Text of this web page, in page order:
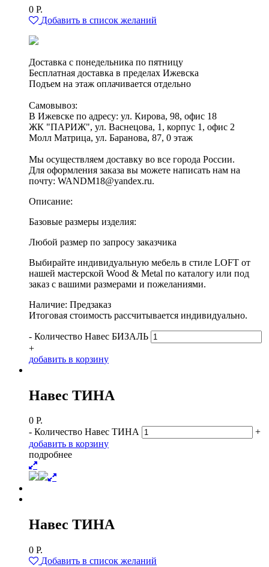
0 Р.
Добавить в список желаний
Доставка с понедельника по пятницу
Бесплатная доставка в пределах Ижевска
Подъем на этаж оплачивается отдельно
Самовывоз:
В Ижевске по адресу: ул. Кирова, 98, офис 18
ЖК "ПАРИЖ", ул. Васнецова, 1, корпус 1, офис 2
Молл Матрица, ул. Баранова, 87, 0 этаж
Мы осуществляем доставку во все города России.
Для оформления заказа вы можете написать нам на
почту: WANDM18@yandex.ru.
Описание:
Базовые размеры изделия:
Любой размер по запросу заказчика
Выбирайте индивидуальную мебель в стиле LOFT от
нашей мастерской Wood & Metal по каталогу или под
заказ с вашими размерами и пожеланиями.
Наличие: Предзаказ
Итоговая стоимость рассчитывается индивидуально.
- Количество Навес БИЗАЛЬ
+
добавить в корзину
Навес ТИНА
0 Р.
- Количество Навес ТИНА
+
добавить в корзину
подробнее
Навес ТИНА
0 Р.
Добавить в список желаний